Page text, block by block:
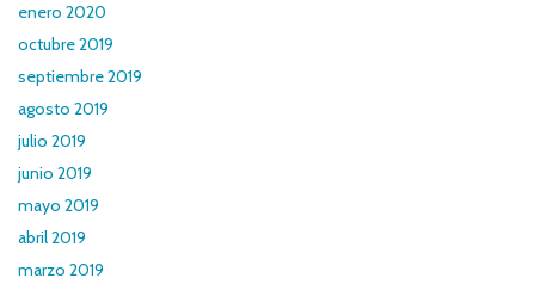
enero 2020
octubre 2019
septiembre 2019
agosto 2019
julio 2019
junio 2019
mayo 2019
abril 2019
marzo 2019